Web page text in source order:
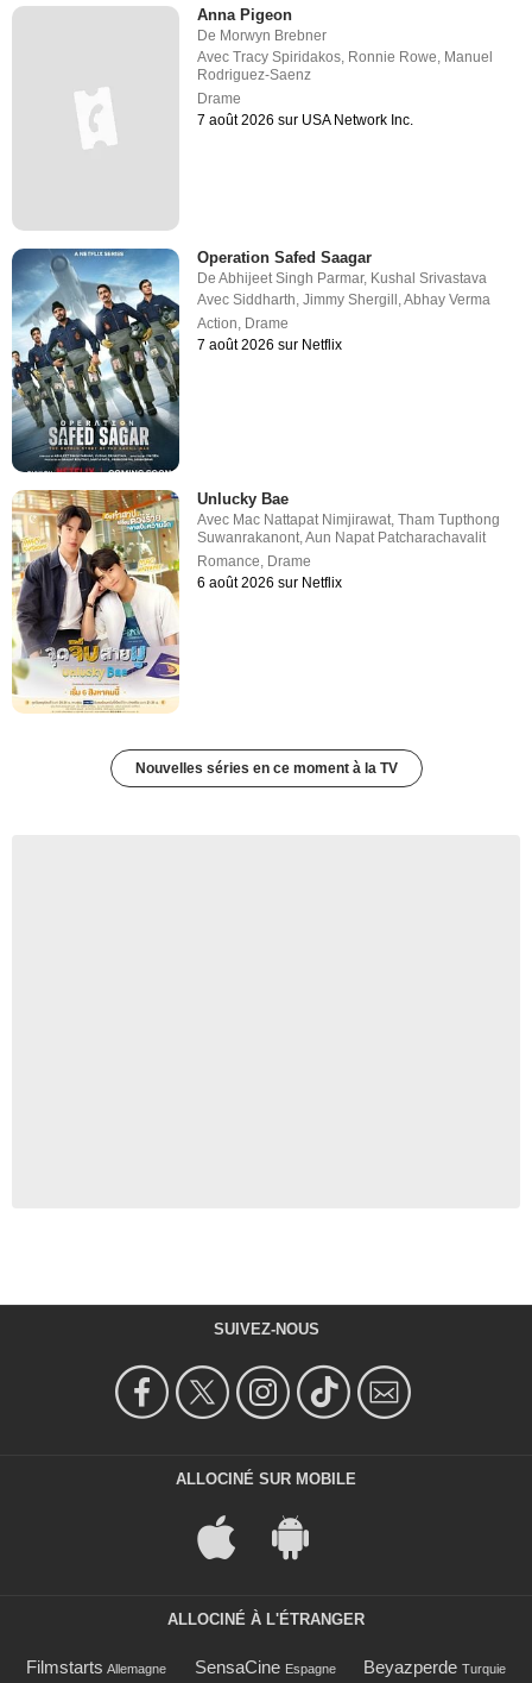
Anna Pigeon
De Morwyn Brebner
AvecTracy Spiridakos, Ronnie Rowe, Manuel
Rodriguez-Saenz
Drame
7 août 2026 sur USA Network Inc.
Operation Safed Saagar
DeAbhijeet Singh Parmar, Kushal Srivastava
AvecSiddharth ,Jimmy Shergill ,Abhay Verma
Action Drame
7 août 2026 sur Netflix
Unlucky Bae
Avec Mac Nattapat Nimjirawat,Tham Tupthong
Suwanrakanont,Aun Napat Patcharachavalit
Romance, Drame
6 août 2026 sur Netflix
Nouvelles séries en ce moment à la TV
SUIVEZ-NOUS
ALLOCINÉ SUR MOBILE
ALLOCINÉ À L'ÉTRANGER
Filmstarts Allemagne SensaCine Espagne Beyazperde Turquie